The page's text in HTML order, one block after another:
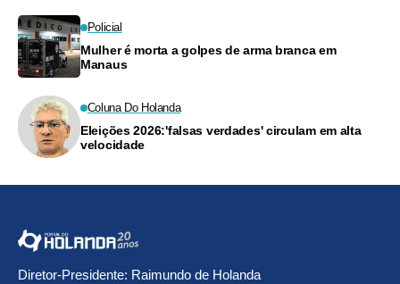
Policial
Mulher é morta a golpes de arma branca em
Manaus
Coluna Do Holanda
Eleições 2026:'falsas verdades' circulam em alta
velocidade
Diretor-Presidente: Raimundo de Holanda